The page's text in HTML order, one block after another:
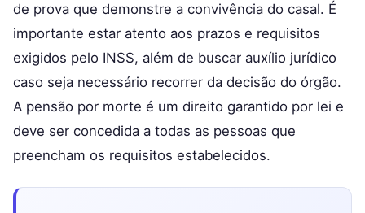
de prova que demonstre a convivência do casal. É
importante estar atento aos prazos e requisitos
exigidos pelo INSS, além de buscar auxílio jurídico
caso seja necessário recorrer da decisão do órgão.
A pensão por morte é um direito garantido por lei e
deve ser concedida a todas as pessoas que
preencham os requisitos estabelecidos.